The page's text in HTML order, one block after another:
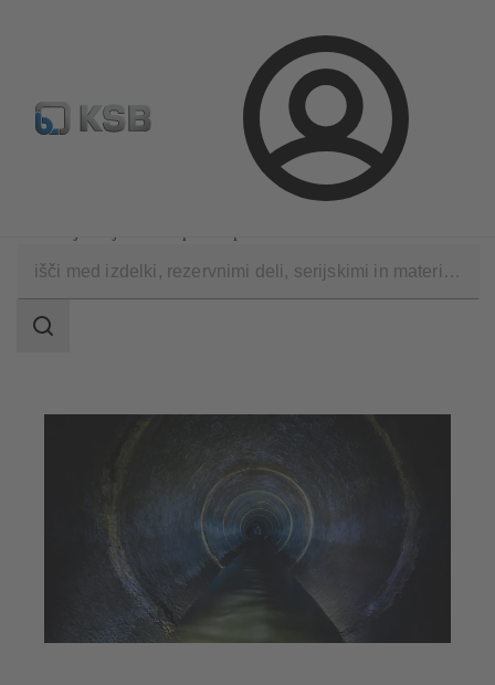
Prijava
Standardno iskanje rezervih delov Konfiguracija
iskanja
področje